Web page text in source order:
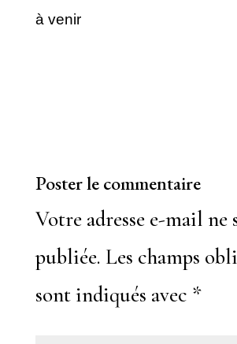
à venir
Poster le commentaire
Votre adresse e-mail ne
publiée. Les champs
sont indiqués avec *